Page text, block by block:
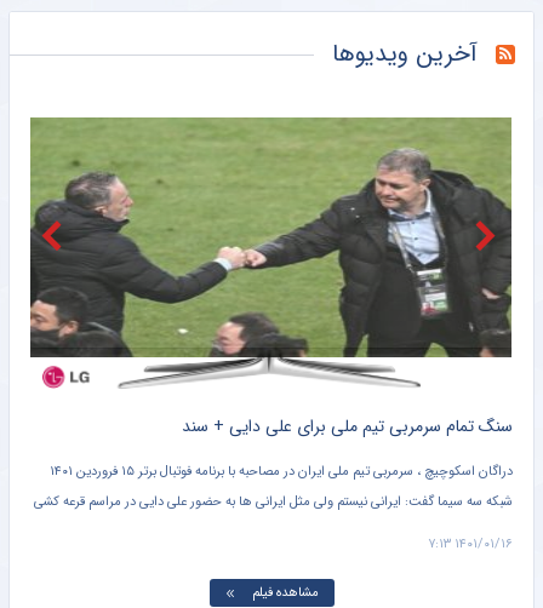
آخرین رتبه استقلال و پرسپولیس در جهان
خبرانلاین ببینید | کنایه حجت‌الاسلام برمایی به ماجرای راه ندادن بانوان به ورزشگاه امام رضا مشهد
طرفداری حضور دژاگه در تمرینات نساجی؛ زوج اشکان – مسعود شجاعی این بار در مازندران؟
طرفداری تازه‌ ترین رده‌ بندی تیم‌ های باشگاهی | سقوط پرسپولیس و صعود استقلال
آخرین ویدیوها
دراگان اسکوچیچ ، سرمربی تیم ملی ایران در مصاحبه با برنامه فوتبال برتر ۱۵ فروردین ۱۴۰۱
دایی در مراسم قرعه کشی
دو تیم پرسپولیس تهران و هوادار در هفته بیست و چهارم رقابت های
۲۰:۴۵ در ورزشگاه دستگردی به مصاف هم رفتند.